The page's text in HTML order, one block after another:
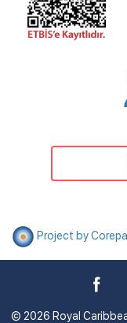
Project by
© 2026 Royal